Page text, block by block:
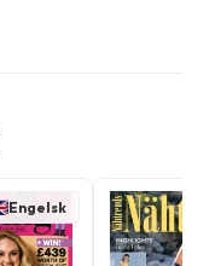
Engelsk